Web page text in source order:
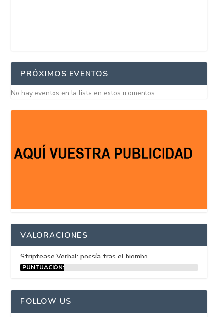
PRÓXIMOS EVENTOS
No hay eventos en la lista en estos momentos
VALORACIONES
Striptease Verbal: poesía tras el biombo
PUNTUACIÓN:
FOLLOW US